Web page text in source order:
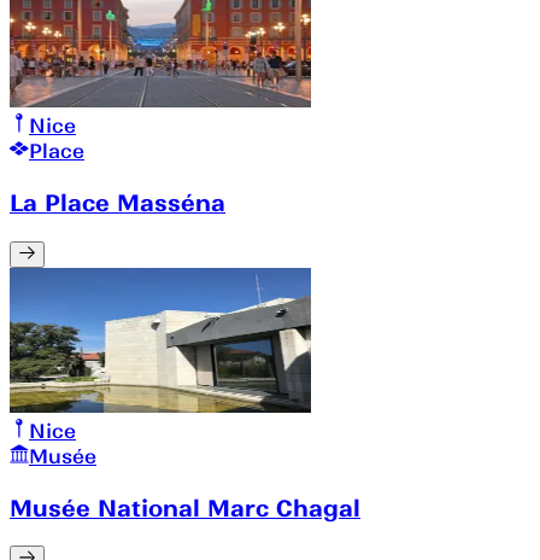
Nice
Place
La Place Masséna
Nice
Musée
Musée National Marc Chagal